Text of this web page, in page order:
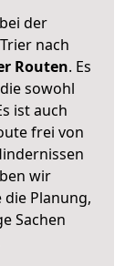
der
nach
Routen. Es
sowohl
ist auch
frei von
wir
Planung,
Sachen